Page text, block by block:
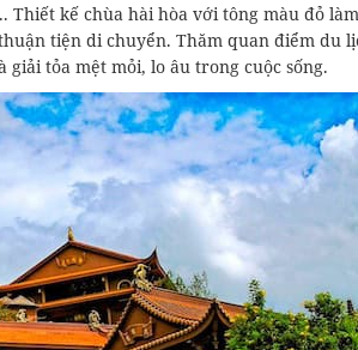
kế chùa hài hòa với tông màu đỏ
tiện di chuyển. Thăm quan điểm du
tỏa mệt mỏi, lo âu trong cuộc sống.